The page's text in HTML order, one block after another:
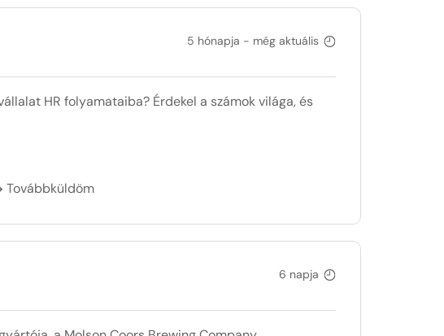
5 hónapja - még aktuális
HR folyamataiba? Érdekel a számok világa, és
Továbbküldöm
6 napja